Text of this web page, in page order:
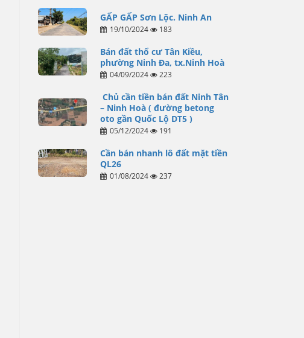
GẤP GẤP Sơn Lộc. Ninh An
19/10/2024 183
Bán đất thổ cư Tân Kiều,
phường Ninh Đa, tx.Ninh Hoà
04/09/2024 223
Chủ cần tiền bán đất Ninh Tân
– Ninh Hoà ( đường betong
oto gần Quốc Lộ DT5 )
05/12/2024 191
Cần bán nhanh lô đất mặt tiền
QL26
01/08/2024 237